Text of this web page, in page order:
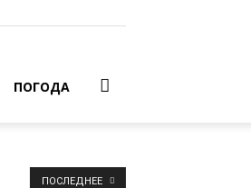
ПОГОДА
ПОСЛЕДНЕЕ